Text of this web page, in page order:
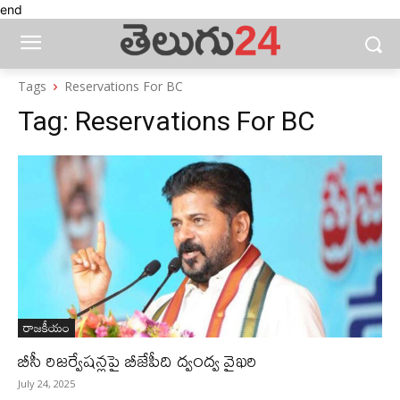
end
Tags Reservations For BC
Tag: Reservations For BC
రాజకీయం
బీసీ రిజర్వేషన్లపై బీజేపీది ద్వంద్వ వైఖ‌రి
July 24, 2025